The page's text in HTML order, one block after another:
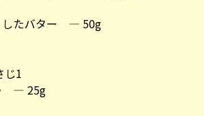
したバター ― 50g
1
― 25g